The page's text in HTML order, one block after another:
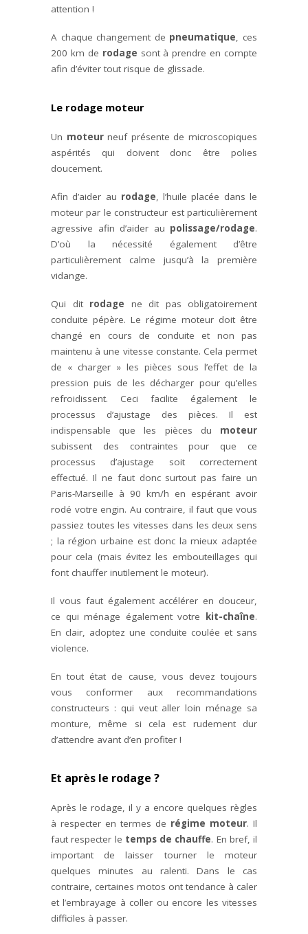
attention !
A chaque changement de pneumatique, ces
200 km de rodage sont à prendre en compte
afin d’éviter tout risque de glissade.
Le rodage moteur
Un moteurneuf présente de microscopiques
aspérités qui doivent donc être polies
doucement.
Afin d’aider au rodage, l’huile placée dans le
moteur par le constructeur est particulièrement
agressive afin d’aider au polissage/rodage.
D’où la nécessité également d’être
particulièrement calme jusqu’à la première
vidange.
Qui dit rodage ne dit pas obligatoirement
conduite pépère. Le régime moteur doit être
changé en cours de conduite et non pas
maintenu à une vitesse constante. Cela permet
de « charger » les pièces sous l’effet de la
pression puis de les décharger pour qu’elles
refroidissent. Ceci facilite également le
processus d’ajustage des pièces. Il est
indispensable que les pièces du moteur
subissent des contraintes pour que ce
processus d’ajustage soit correctement
effectué. Il ne faut donc surtout pas faire un
Pa­ris-Marseille à 90 km/h en espérant avoir
rodé votre engin. Au contraire, il faut que vous
passiez toutes les vitesses dans les deux sens
; la région urbaine est donc la mieux adaptée
pour cela (mais évitez les embouteillages qui
font chauffer inutilement le moteur).
Il vous faut également accélérer en douceur,
ce qui ménage également votre kit-chaîne.
En clair, adoptez une conduite coulée et sans
violence.
En tout état de cause, vous devez toujours
vous conformer aux recommandations
constructeurs : qui veut aller loin ménage sa
monture, même si cela est rudement dur
d’attendre avant d’en profiter !
Et après le rodage ?
Après le rodage, il y a encore quelques règles
à respecter en termes de régime moteur. Il
faut respecter le temps de chauffe. En bref, il
important de laisser tourner le moteur
quelques minutes au ralenti. Dans le cas
contraire, certaines motos ont tendance à caler
et l’embrayage à coller ou encore les vitesses
difficiles à passer.